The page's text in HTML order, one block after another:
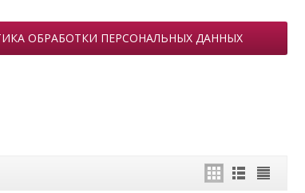
ОБРАБОТКИ ПЕРСОНАЛЬНЫХ ДАННЫХ